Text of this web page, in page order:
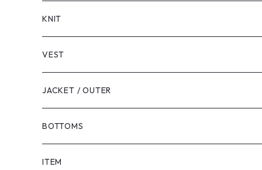
LONG SLEEVE
KNIT
VEST
JACKET / OUTER
BOTTOMS
SHORTS
ITEM